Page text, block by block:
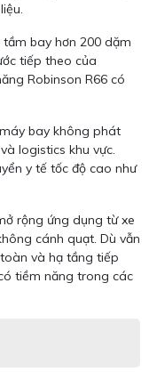
bay hơn 200 dặm
tiếp theo của
Robinson R66 có
bay không phát
logistics khu vực.
y tế tốc độ cao như
rộng ứng dụng từ xe
cánh quạt. Dù vẫn
và hạ tầng tiếp
tiềm năng trong các